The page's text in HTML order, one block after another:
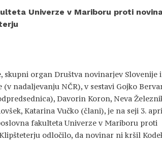
Univerze v Mariboru proti
skupni organ Društva novinarjev Slovenije
nadaljevanju NČR), v sestavi Gojko
Davorin Koron, Neva
Katarina Vučko (člani), je na seji 3.
fakulteta Univerze v Mariboru proti
odločilo, da novinar ni kršil